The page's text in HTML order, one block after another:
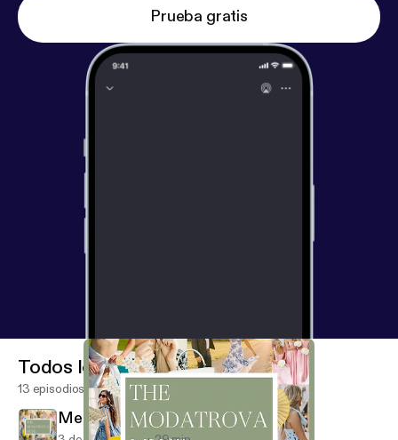
Prueba gratis
Todos los episodios
13 episodios
Megan Eddings Feely, EDDY